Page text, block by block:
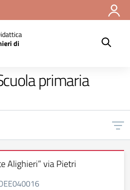
di
primaria
Alighieri” via Pietri